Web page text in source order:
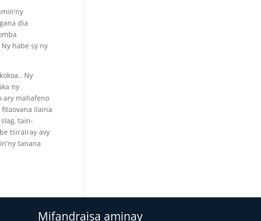
dia
habe sy ny
Ny
ny
ary mahafeno
ilaina
tain-
tsirairay avy
tanana
Mifandraisa aminay